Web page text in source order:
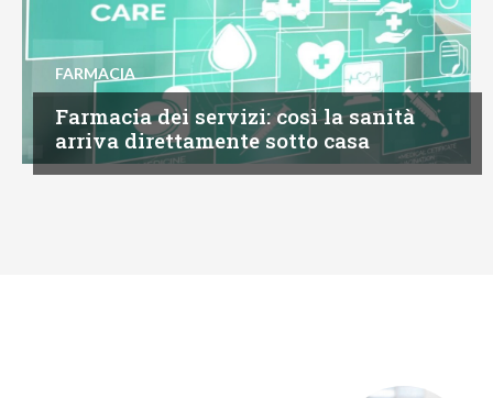
FARMACIA
Farmacia dei servizi: così la sanità
arriva direttamente sotto casa